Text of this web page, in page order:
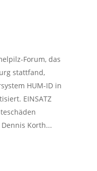
Forum, das
stattfand,
HUM-ID in
EINSATZ
Korth...